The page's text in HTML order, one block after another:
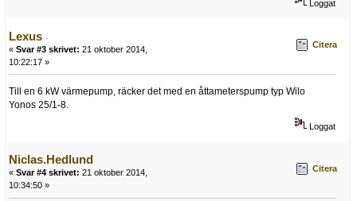
Loggat
Lexus
« Svar #3 skrivet: 21 oktober 2014,
10:22:17 »
Citera
Till en 6 kW värmepump, räcker det med en åttameterspump typ Wilo
Yonos 25/1-8.
Loggat
Niclas.Hedlund
« Svar #4 skrivet: 21 oktober 2014,
10:34:50 »
Citera